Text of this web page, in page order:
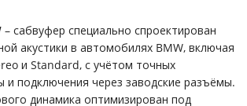
– сабвуфер специально спроектирован
акустики в автомобилях BMW, включая
и Standard, с учётом точных
и подключения через заводские разъёмы.
динамика оптимизирован под